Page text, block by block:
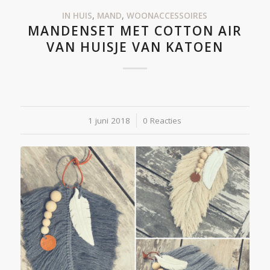
IN HUIS, MAND,WOONACCESSOIRES
MANDENSET MET COTTON AIR
VAN HUISJE VAN KATOEN
1 juni 2018
/ 0 Reacties